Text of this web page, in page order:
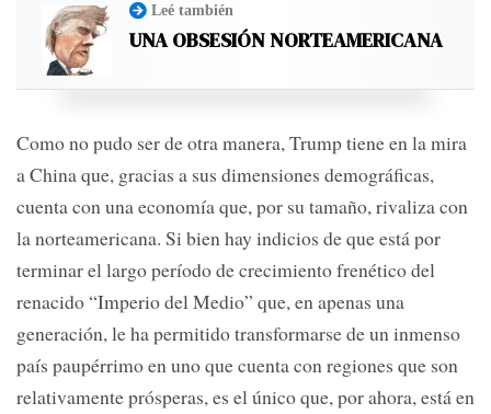
Leé también
UNA OBSESIÓN NORTEAMERICANA
Como no pudo ser de otra manera, Trump tiene en la mira
a China que, gracias a sus dimensiones demográficas,
cuenta con una economía que, por su tamaño, rivaliza con
la norteamericana. Si bien hay indicios de que está por
terminar el largo período de crecimiento frenético del
renacido “Imperio del Medio” que, en apenas una
generación, le ha permitido transformarse de un inmenso
país paupérrimo en uno que cuenta con regiones que son
relativamente prósperas, es el único que, por ahora, está en